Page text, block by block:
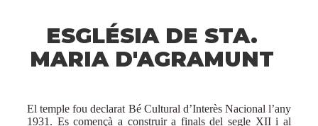
ESGLÉSIA DE STA.
MARIA D'AGRAMUNT
El temple fou declarat Bé Cultural d’Interès Nacional l’any
1931. Es començà a construir a finals del segle XII i al